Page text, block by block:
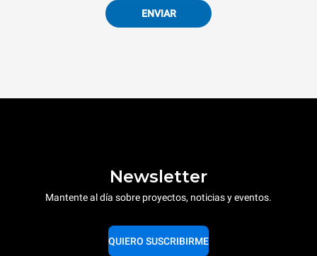
ENVIAR
Newsletter
Mantente al día sobre proyectos, noticias y eventos.
QUIERO SUSCRIBIRME